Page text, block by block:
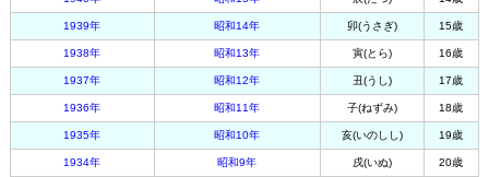
1939年 昭和14年 卯(うさぎ) 15歳
1938年 昭和13年 寅(とら) 16歳
1937年 昭和12年 丑(うし) 17歳
1936年 昭和11年 子(ねずみ) 18歳
1935年 昭和10年 亥(いのしし) 19歳
1934年 昭和9年 戌(いぬ) 20歳